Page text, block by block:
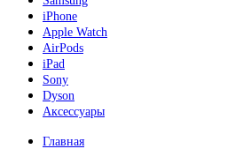
iPhone
Apple Watch
AirPods
iPad
Sony
Dyson
Аксессуары
Главная